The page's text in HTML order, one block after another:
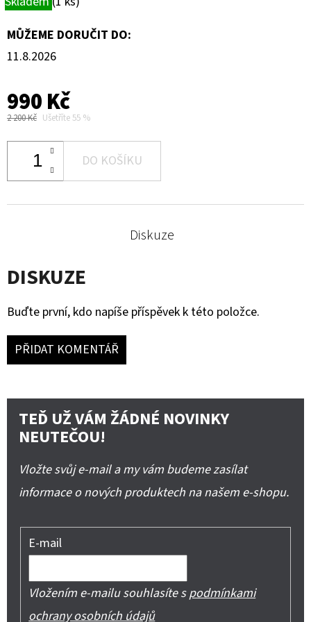
MŮŽEME DORUČIT DO:
11.8.2026
990 Kč
2 200 Kč Ušetříte 55 %
DO KOŠÍKU
Diskuze
DISKUZE
Buďte první, kdo napíše příspěvek k této položce.
PŘIDAT KOMENTÁŘ
TEĎ UŽ VÁM ŽÁDNÉ NOVINKY
NEUTEČOU!
Vložte svůj e-mail a my vám budeme zasílat
informace o nových produktech na našem e-shopu.
E-mail
Vložením e-mailu souhlasíte spodmínkami
ochrany osobních údajů